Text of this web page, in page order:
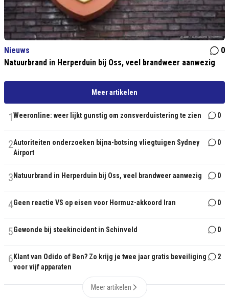
Nieuws
0
Natuurbrand in Herperduin bij Oss, veel brandweer aanwezig
Meer artikelen
1Weeronline: weer lijkt gunstig om zonsverduistering te zien 0
2Autoriteiten onderzoeken bijna-botsing vliegtuigen Sydney
Airport
0
3 Natuurbrand in Herperduin bij Oss, veel brandweer aanwezig 0
4Geen reactie VS op eisen voor Hormuz-akkoord Iran 0
5Gewonde bij steekincident in Schinveld 0
6 Klant van Odido of Ben? Zo krijg je twee jaar gratis beveiliging
voor vijf apparaten
2
Meer artikelen